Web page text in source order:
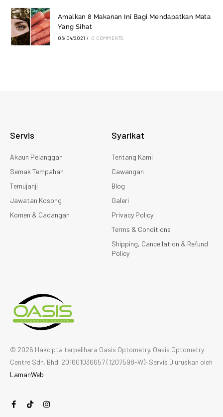
Amalkan 8 Makanan Ini Bagi Mendapatkan Mata
Yang Sihat
06/04/2021 / 0 COMMENTS
© 2026 Hakcipta terpelihara Oasis Optometry. Oasis Optometry
Centre Sdn. Bhd. 201601036657 (1207598-W)∙ Servis Diuruskan oleh
LamanWeb
Syarikat
Tentang Kami
Cawangan
Blog
Galeri
Privacy Policy
Terms & Conditions
Shipping, Cancellation & Refund
Policy
Servis
Akaun Pelanggan
Semak Tempahan
Temujanji
Jawatan Kosong
Komen & Cadangan